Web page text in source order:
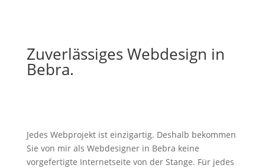
Zuverlässiges Webdesign in
Bebra.
Jedes Webprojekt ist einzigartig. Deshalb bekommen
Sie von mir als Webdesigner in Bebra keine
vorgefertigte Internetseite von der Stange. Für jedes